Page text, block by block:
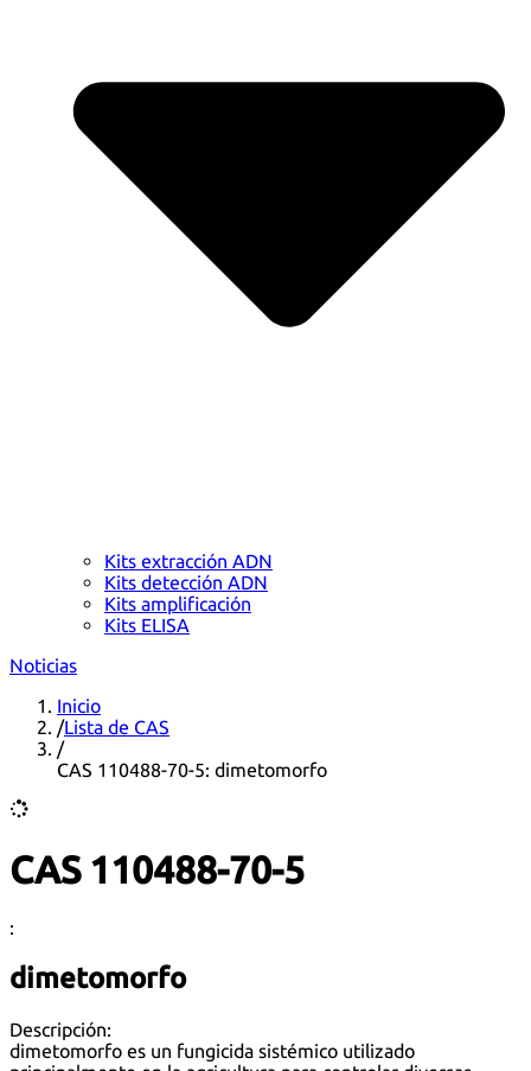
Kits extracción ADN
Kits detección ADN
Kits amplificación
Kits ELISA
Noticias
Inicio
/Lista de CAS
/
CAS 110488-70-5: dimetomorfo
CAS 110488-70-5
:
dimetomorfo
Descripción:
dimetomorfo es un fungicida sistémico utilizado